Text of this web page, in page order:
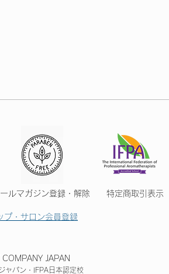
ールマガジン登録・解除 特定商取引表示
JAPAN
ャパン・IFPA日本認定校
プ・サロン会員登録